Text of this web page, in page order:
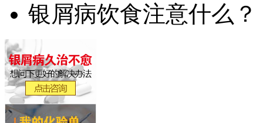
银屑病饮食注意什么？